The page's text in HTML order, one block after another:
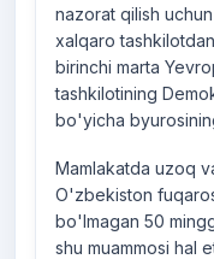
nazorat qilish
xalqaro
birinchi marta
tashkilotining
bo'yicha
Mamlakatda uzoq
O'zbekiston
bo'lmagan 50
shu muammosi hal